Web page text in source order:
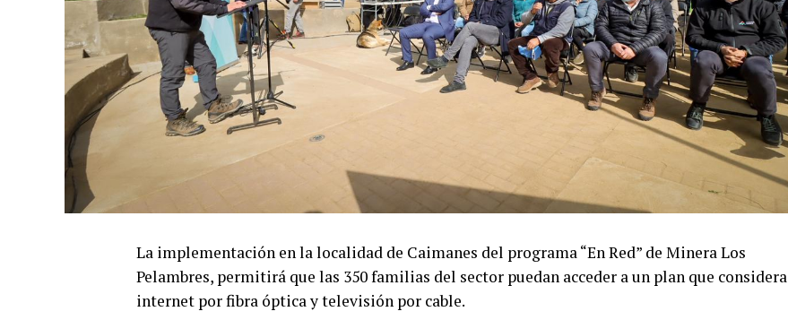
La implementación en la localidad de Caimanes del programa “En Red” de Minera Los
Pelambres, permitirá que las 350 familias del sector puedan acceder a un plan que considera
internet por fibra óptica y televisión por cable.